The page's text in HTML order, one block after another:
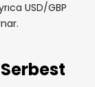
USD/GBP